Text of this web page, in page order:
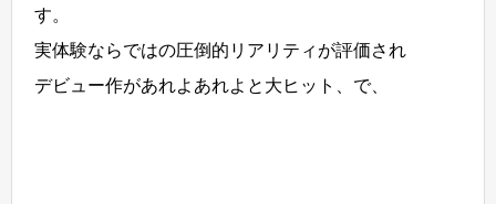
す。
実体験ならではの圧倒的リアリティが評価され
デビュー作があれよあれよと大ヒット、で、